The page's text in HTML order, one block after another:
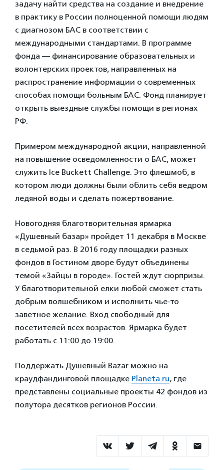
задачу найти средства на создание и внедрение
в практику в России полноценной помощи людям
с диагнозом БАС в соответствии с
международными стандартами. В программе
фонда — финансирование образовательных и
волонтерских проектов, направленных на
распространение информации о современных
способах помощи больным БАС. Фонд планирует
открыть выездные службы помощи в регионах
РФ.
Примером международной акции, направленной
на повышение осведомленности о БАС, может
служить Ice Buckett Challenge. Это флешмоб, в
котором люди должны были облить себя ведром
ледяной воды и сделать пожертвование.
Новогодняя благотворительная ярмарка
«Душевный базар» пройдет 11 декабря в Москве
в седьмой раз. В 2016 году площадки разных
фондов в Гостином дворе будут объединены
темой «Зайцы в городе». Гостей ждут сюрпризы.
У благотворительной елки любой сможет стать
добрым волшебником и исполнить чье-то
заветное желание. Вход свободный для
посетителей всех возрастов. Ярмарка будет
работать с 11:00 до 19:00.
Поддержать Душевный Bazar можно на
краудфандинговой площадке Planeta.ru, где
представлены социальные проекты 42 фондов из
полутора десятков регионов России.